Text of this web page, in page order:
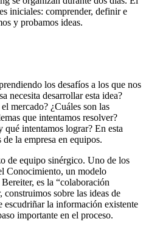
iniciales: comprender, definir e
y probamos ideas.
los desafíos a los que nos
necesita desarrollar esta idea?
mercado? ¿Cuáles son las
que intentamos resolver?
qué intentamos lograr? En esta
la empresa en equipos.
de equipo sinérgico. Uno de los
Conocimiento, un modelo
es la “colaboración
sobre las ideas de
escudriñar la información existente
importante en el proceso.